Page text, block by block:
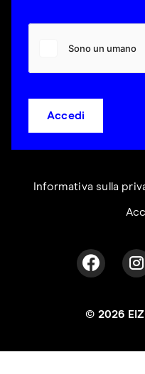
Accedi
Informativa sulla
© 2026